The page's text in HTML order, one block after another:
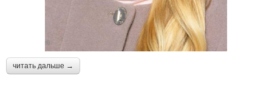
читать дальше →